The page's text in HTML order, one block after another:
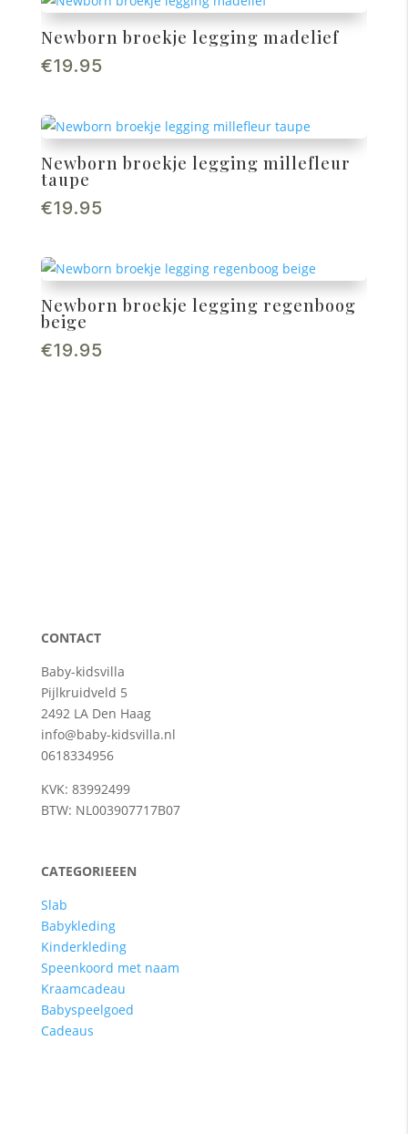
Newborn broekje legging madelief
€19.95
Newborn broekje legging millefleur
taupe
€19.95
Newborn broekje legging regenboog
beige
€19.95
CONTACT
Baby-kidsvilla
Pijlkruidveld 5
2492 LA Den Haag
info@baby-kidsvilla.nl
0618334956
KVK: 83992499
BTW: NL003907717B07
CATEGORIEEEN
Slab
Babykleding
Kinderkleding
Speenkoord met naam
Kraamcadeau
Babyspeelgoed
Cadeaus